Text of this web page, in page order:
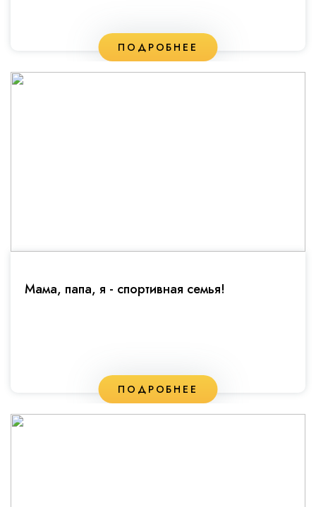
ПОДРОБНЕЕ
Мама, папа, я - спортивная семья!
ПОДРОБНЕЕ